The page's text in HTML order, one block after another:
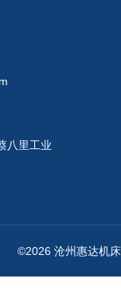
八里工业
©2026 沧州惠达机